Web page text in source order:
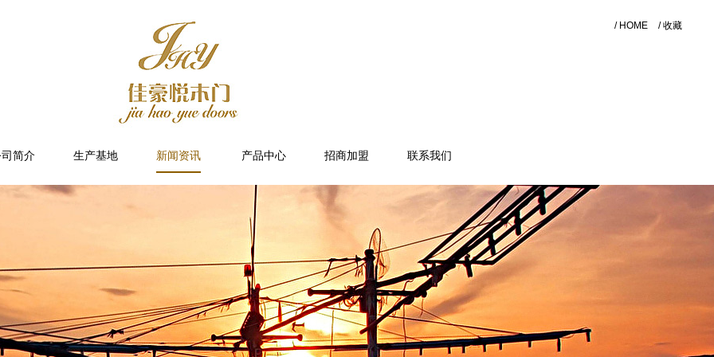
简介 生产基地 新闻资讯 产品中心 招商加盟 联系我们
/ HOME / 收藏